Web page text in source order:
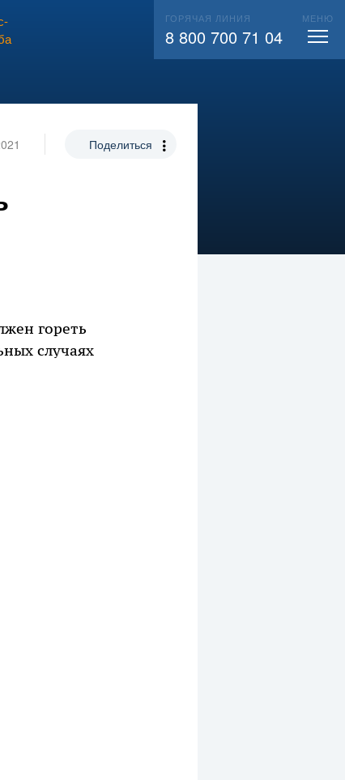
ВЫЗВАТЬ СЛЕСАРЯ
ГОРЯЧАЯ ЛИНИЯ
8 800 700 71 04
МЕНЮ
Поделиться
гореть
случаях